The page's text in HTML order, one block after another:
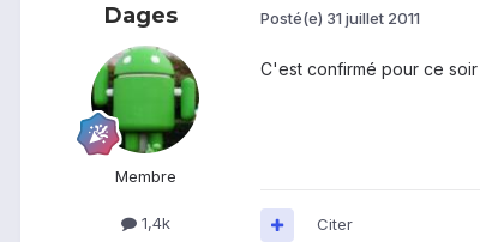
Dages
Membre
1,4k
Posté(e) 31 juillet 2011
C'est confirmé pour ce soir
Citer